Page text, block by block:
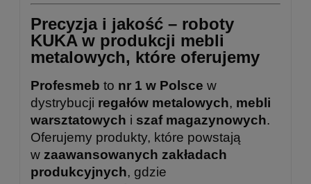
Precyzja i jakość – roboty
KUKA w produkcji mebli
metalowych, które oferujemy
Profesmeb to nr 1 w Polsce w
dystrybucji regałów metalowych, mebli
warsztatowych i szaf magazynowych.
Oferujemy produkty, które powstają
w zaawansowanych zakładach
produkcyjnych, gdzie